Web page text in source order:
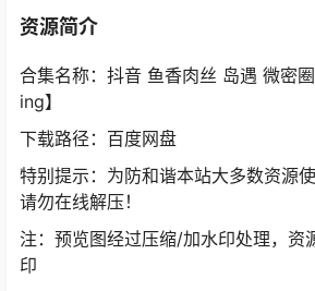
资源简介
合集名称：抖音 鱼香肉丝 岛遇 微密
ing】
下载路径：百度网盘
特别提示：为防和谐本站大多数资源
请勿在线解压！
注：预览图经过压缩/加水印处理，资
印